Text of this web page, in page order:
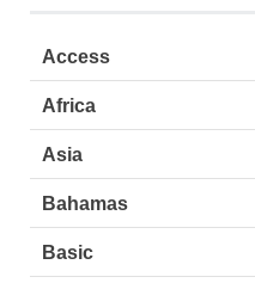
Access
Africa
Asia
Bahamas
Basic